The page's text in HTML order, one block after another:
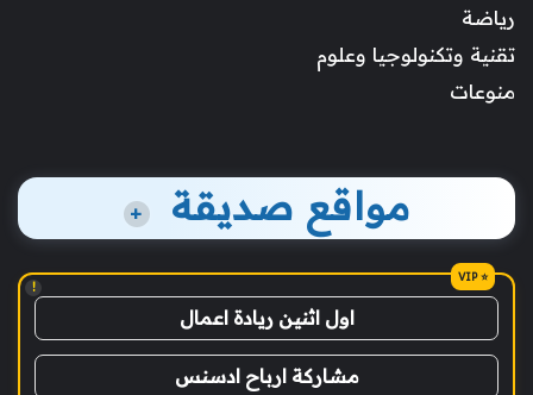
رياضة
تقنية وتكنولوجيا وعلوم
منوعات
مواقع صديقة +
!
اول اثنين ريادة اعمال
مشاركة ارباح ادسنس